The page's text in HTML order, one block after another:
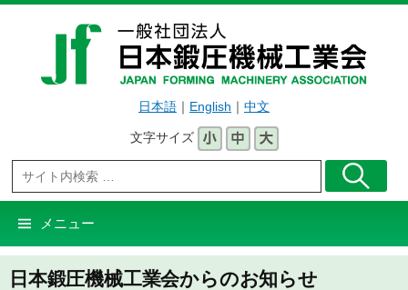
ス
日本語 ｜ English ｜ 中文
文字サイズ
メニュー
日本鍛圧機械工業会からのお知らせ